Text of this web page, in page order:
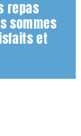
repas
sommes
et